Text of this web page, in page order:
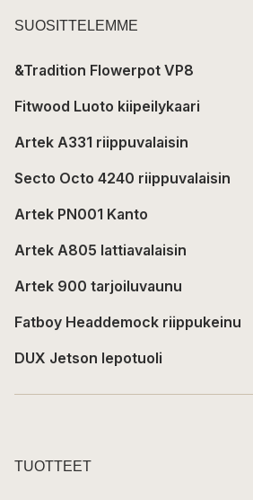
SUOSITTELEMME
&Tradition Flowerpot VP8
Fitwood Luoto kiipeilykaari
Artek A331 riippuvalaisin
Secto Octo 4240 riippuvalaisin
Artek PN001 Kanto
Artek A805 lattiavalaisin
Artek 900 tarjoiluvaunu
Fatboy Headdemock riippukeinu
DUX Jetson lepotuoli
TUOTTEET